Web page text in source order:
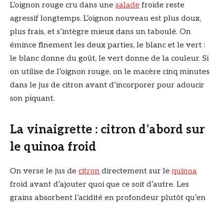
L’oignon rouge cru dans une salade froide reste
agressif longtemps. L’oignon nouveau est plus doux,
plus frais, et s’intègre mieux dans un taboulé. On
émince finement les deux parties, le blanc et le vert :
le blanc donne du goût, le vert donne de la couleur. Si
on utilise de l’oignon rouge, on le macère cinq minutes
dans le jus de citron avant d’incorporer pour adoucir
son piquant.
La vinaigrette : citron d’abord sur
le quinoa froid
On verse le jus de citron directement sur le quinoa
froid avant d’ajouter quoi que ce soit d’autre. Les
grains absorbent l’acidité en profondeur plutôt qu’en